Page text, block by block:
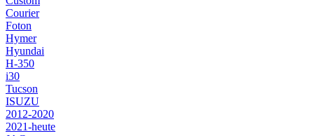
Courier
Foton
Hymer
Hyundai
H-350
i30
Tucson
ISUZU
2012-2020
2021-heute